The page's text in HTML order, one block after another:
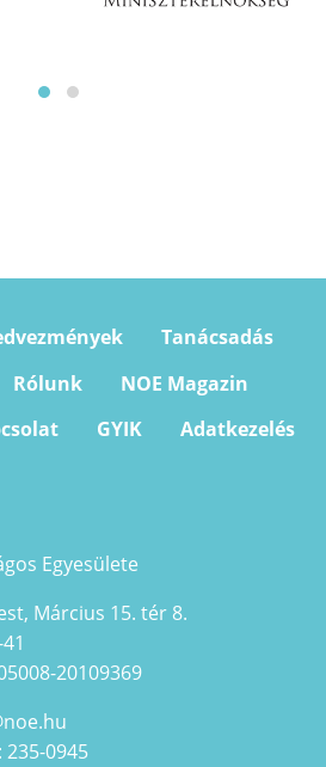
Tanácsadás
Rólunk
NOE Magazin
GYIK Adatkezelés
Egyesülete
Március 15. tér 8.
20109369
0945